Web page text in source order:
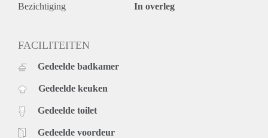
Bezichtiging In overleg
FACILITEITEN
Gedeelde badkamer
Gedeelde keuken
Gedeelde toilet
Gedeelde voordeur